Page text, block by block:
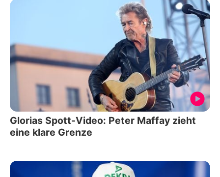
Glorias Spott-Video: Peter Maffay zieht
eine klare Grenze